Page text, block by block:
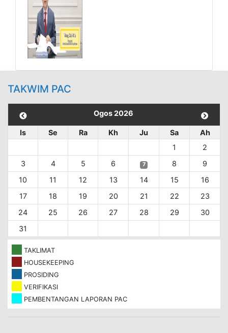
TAKWIM PAC
Ogos 2026
Is Se Ra Kh Ju Sa
Ah
1
2
3
4 5 6 7 8
9
10
11 12 13 14 15
16
17
18 19 20 21 22
23
24
25 26 27 28 29
30
31
TAKLIMAT
HOUSEKEEPING
PROSIDING
VERIFIKASI
PEMBENTANGAN LAPORAN PAC